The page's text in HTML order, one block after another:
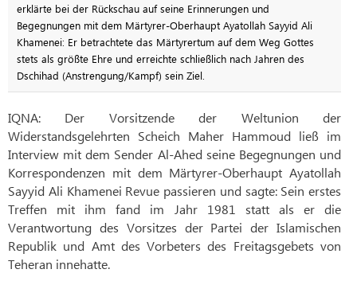
erklärte bei der Rückschau auf seine Erinnerungen und
Begegnungen mit dem Märtyrer-Oberhaupt Ayatollah Sayyid Ali
Khamenei: Er betrachtete das Märtyrertum auf dem Weg Gottes
stets als größte Ehre und erreichte schließlich nach Jahren des
Dschihad (Anstrengung/Kampf) sein Ziel.
IQNA: Der Vorsitzende der Weltunion der
Widerstandsgelehrten Scheich Maher Hammoud ließ im
Interview mit dem Sender Al-Ahed seine Begegnungen und
Korrespondenzen mit dem Märtyrer-Oberhaupt Ayatollah
Sayyid Ali Khamenei Revue passieren und sagte: Sein erstes
Treffen mit ihm fand im Jahr 1981 statt als er die
Verantwortung des Vorsitzes der Partei der Islamischen
Republik und Amt des Vorbeters des Freitagsgebets von
Teheran innehatte.